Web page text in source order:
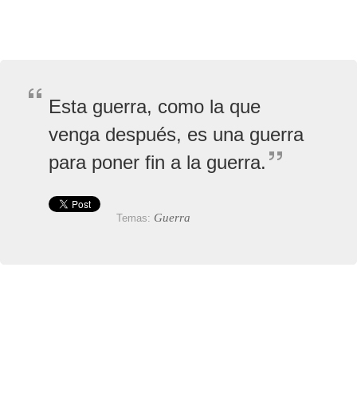
Esta guerra, como la que
venga después, es una guerra
para poner fin a la guerra.
Temas: Guerra